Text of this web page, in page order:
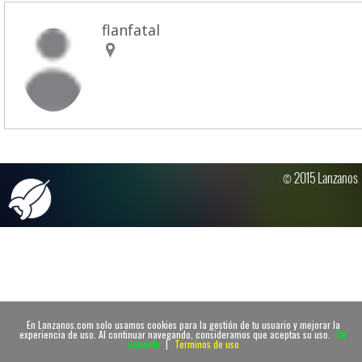
En Lanzanos.com solo usamos cookies para la gestión de tu usuario y mejorar la
experiencia de uso. Al continuar navegando, consideramos que aceptas su uso. De
acuerdo | Terminos de uso
flanfatal
© 2015 Lanzanos